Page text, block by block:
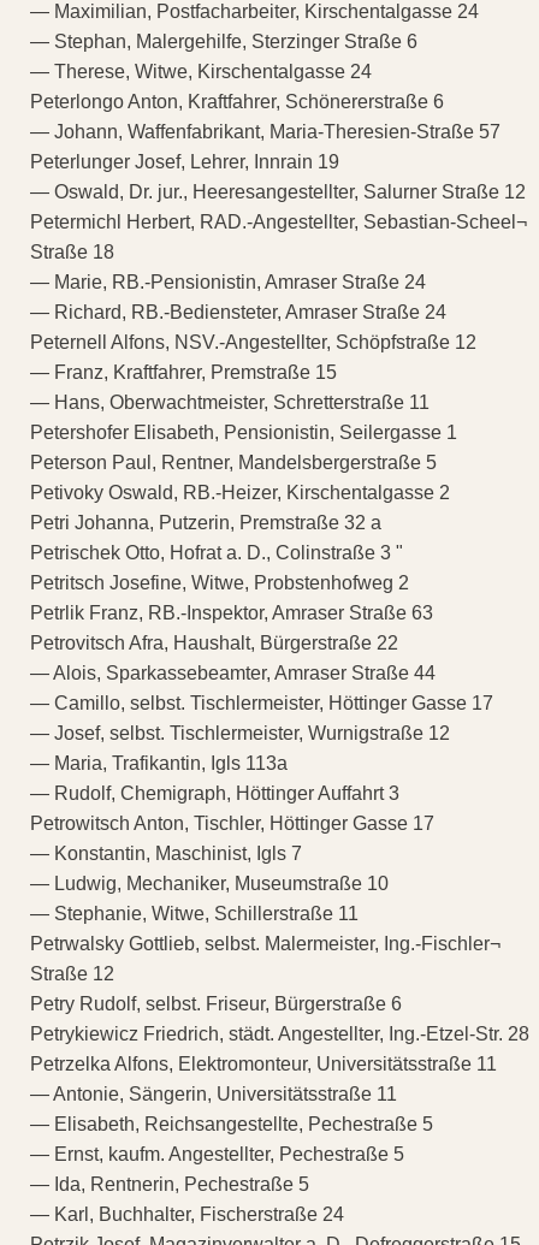
— Maximilian, Postfacharbeiter, Kirschentalgasse 24
— Stephan, Malergehilfe, Sterzinger Straße 6
— Therese, Witwe, Kirschentalgasse 24
Peterlongo Anton, Kraftfahrer, Schönererstraße 6
— Johann, Waffenfabrikant, Maria-Theresien-Straße 57
Peterlunger Josef, Lehrer, Innrain 19
— Oswald, Dr. jur., Heeresangestellter, Salurner Straße 12
Petermichl Herbert, RAD.-Angestellter, Sebastian-Scheel¬
Straße 18
— Marie, RB.-Pensionistin, Amraser Straße 24
— Richard, RB.-Bediensteter, Amraser Straße 24
Peternell Alfons, NSV.-Angestellter, Schöpfstraße 12
— Franz, Kraftfahrer, Premstraße 15
— Hans, Oberwachtmeister, Schretterstraße 11
Petershofer Elisabeth, Pensionistin, Seilergasse 1
Peterson Paul, Rentner, Mandelsbergerstraße 5
Petivoky Oswald, RB.-Heizer, Kirschentalgasse 2
Petri Johanna, Putzerin, Premstraße 32 a
Petrischek Otto, Hofrat a. D., Colinstraße 3 "
Petritsch Josefine, Witwe, Probstenhofweg 2
Petrlik Franz, RB.-Inspektor, Amraser Straße 63
Petrovitsch Afra, Haushalt, Bürgerstraße 22
— Alois, Sparkassebeamter, Amraser Straße 44
— Camillo, selbst. Tischlermeister, Höttinger Gasse 17
— Josef, selbst. Tischlermeister, Wurnigstraße 12
— Maria, Trafikantin, Igls 113a
— Rudolf, Chemigraph, Höttinger Auffahrt 3
Petrowitsch Anton, Tischler, Höttinger Gasse 17
— Konstantin, Maschinist, Igls 7
— Ludwig, Mechaniker, Museumstraße 10
— Stephanie, Witwe, Schillerstraße 11
Petrwalsky Gottlieb, selbst. Malermeister, Ing.-Fischler¬
Straße 12
Petry Rudolf, selbst. Friseur, Bürgerstraße 6
Petrykiewicz Friedrich, städt. Angestellter, Ing.-Etzel-Str. 28
Petrzelka Alfons, Elektromonteur, Universitätsstraße 11
— Antonie, Sängerin, Universitätsstraße 11
— Elisabeth, Reichsangestellte, Pechestraße 5
— Ernst, kaufm. Angestellter, Pechestraße 5
— Ida, Rentnerin, Pechestraße 5
— Karl, Buchhalter, Fischerstraße 24